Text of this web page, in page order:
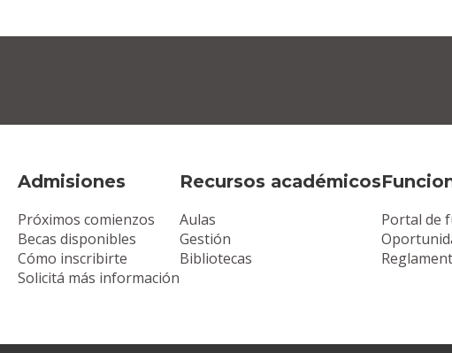
Admisiones
Próximos comienzos
Becas disponibles
Cómo inscribirte
Solicitá más información
Recursos académicos
Aulas
Gestión
Bibliotecas
Portal de